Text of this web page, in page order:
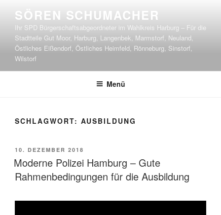
Inhalt
springen
SÖREN SCHUMACHER
Ihr SPD Bürgerschaftsabgeordneter im Wahlkreis Harburg – Für die
Stadtteile Gut Moor, Harburg, Langenbek, Marmstorf, Neuland,
Östliches Eißendorf, Östliches Heimfeld, Rönneburg, Sinstorf,
Wilstorf
Menü
SCHLAGWORT: AUSBILDUNG
VERÖFFENTLICHT
AM
10. DEZEMBER 2018
Moderne Polizei Hamburg – Gute
Rahmenbedingungen für die Ausbildung